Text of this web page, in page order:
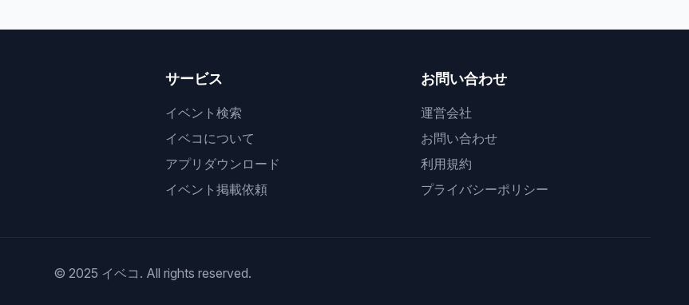
サービス
イベント検索
イベコについて
アプリダウンロード
イベント掲載依頼
お問い合わせ
運営会社
お問い合わせ
利用規約
プライバシーポリシー
© 2025 イベコ. All rights reserved.